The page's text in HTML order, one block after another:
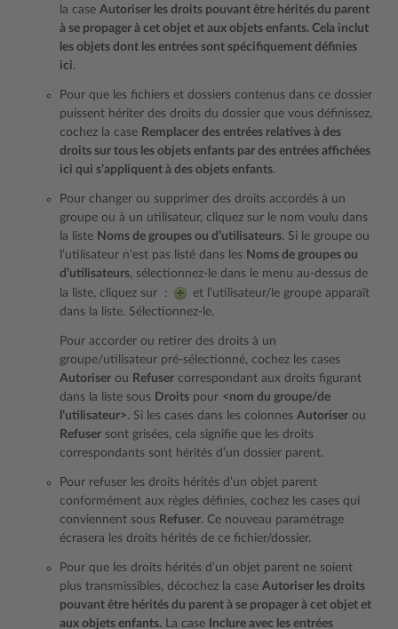
la case Autoriser les droits pouvant être hérités du parent
à se propager à cet objet et aux objets enfants. Cela inclut
les objets dont les entrées sont spécifiquement définies
ici.
Pour que les fichiers et dossiers contenus dans ce dossier
puissent hériter des droits du dossier que vous définissez,
cochez la case Remplacer des entrées relatives à des
droits sur tous les objets enfants par des entrées affichées
ici qui s’appliquent à des objets enfants.
Pour changer ou supprimer des droits accordés à un
groupe ou à un utilisateur, cliquez sur le nom voulu dans
la liste Noms de groupes ou d’utilisateurs. Si le groupe ou
l’utilisateur n’est pas listé dans les Noms de groupes ou
d’utilisateurs, sélectionnez-le dans le menu au-dessus de
la liste, cliquez sur :
et l’utilisateur/le groupe apparaît
dans la liste. Sélectionnez-le.
Pour accorder ou retirer des droits à un
groupe/utilisateur pré-sélectionné, cochez les cases
Autoriser ou Refuser correspondant aux droits figurant
dans la liste sous Droits pour <nom du groupe/de
l’utilisateur>. Si les cases dans les colonnes Autoriser ou
Refuser sont grisées, cela signifie que les droits
correspondants sont hérités d’un dossier parent.
Pour refuser les droits hérités d’un objet parent
conformément aux règles définies, cochez les cases qui
conviennent sous Refuser. Ce nouveau paramétrage
écrasera les droits hérités de ce fichier/dossier.
Pour que les droits hérités d’un objet parent ne soient
plus transmissibles, décochez la case Autoriser les droits
pouvant être hérités du parent à se propager à cet objet et
aux objets enfants. La case Inclure avec les entrées